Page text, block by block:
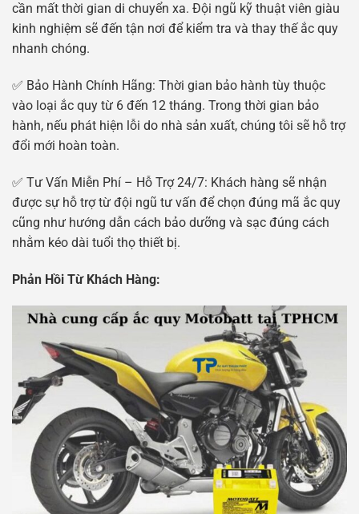
cần mất thời gian di chuyển xa. Đội ngũ kỹ thuật viên giàu
kinh nghiệm sẽ đến tận nơi để kiểm tra và thay thế ắc quy
nhanh chóng.
✅ Bảo Hành Chính Hãng: Thời gian bảo hành tùy thuộc
vào loại ắc quy từ 6 đến 12 tháng. Trong thời gian bảo
hành, nếu phát hiện lỗi do nhà sản xuất, chúng tôi sẽ hỗ trợ
đổi mới hoàn toàn.
✅ Tư Vấn Miễn Phí – Hỗ Trợ 24/7: Khách hàng sẽ nhận
được sự hỗ trợ từ đội ngũ tư vấn để chọn đúng mã ắc quy
cũng như hướng dẫn cách bảo dưỡng và sạc đúng cách
nhằm kéo dài tuổi thọ thiết bị.
Phản Hồi Từ Khách Hàng: